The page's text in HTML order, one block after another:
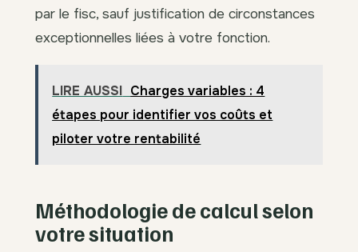
par le fisc, sauf justification de circonstances
exceptionnelles liées à votre fonction.
LIRE AUSSI Charges variables : 4
étapes pour identifier vos coûts et
piloter votre rentabilité
Méthodologie de calcul selon
votre situation